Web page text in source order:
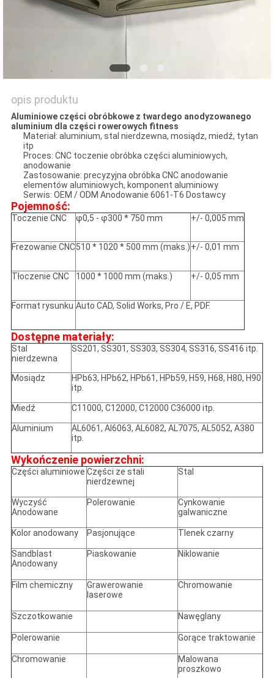
opis produktu
Aluminiowe części obróbkowe z twardego anodyzowanego
aluminium dla części rowerowych fitness
Materiał: aluminium, stal nierdzewna, mosiądz, miedź, tytan
itp
Proces: CNC toczenie obróbka części aluminiowych,
anodowanie
Zastosowanie: precyzyjna obróbka CNC anodowanie
elementów aluminiowych, komponent aluminiowy
Serwis: OEM / ODM Anodowanie 6061-T6 Dostawcy
Pojemność:
Toczenie CNC φ0,5 - φ300 * 750 mm +/- 0,005 mm
Frezowanie CNC510 * 1020 * 500 mm (maks.)+/- 0,01 mm
Tłoczenie CNC 1000 * 1000 mm (maks.) +/- 0,05 mm
Format rysunku Auto CAD, Solid Works, Pro / E, PDF.
Dostępne materiały:
Stal
nierdzewna
SS201, SS301, SS303, SS304, SS316, SS416 itp.
Mosiądz
HPb63, HPb62, HPb61, HPb59, H59, H68, H80, H90
itp.
Miedź C11000, C12000, C12000 C36000 itp.
Aluminium
AL6061, Al6063, AL6082, AL7075, AL5052, A380
itp.
Wykończenie powierzchni:
Części aluminiowe Części ze stali
nierdzewnej
Stal
Wyczyść
Anodowane
Polerowanie
Cynkowanie
galwaniczne
Kolor anodowany Pasjonujące Tlenek czarny
Sandblast
Anodowany
Piaskowanie Niklowanie
Film chemiczny
Grawerowanie
laserowe
Chromowanie
Szczotkowanie Nawęglany
Polerowanie Gorące traktowanie
Chromowanie
Malowana
proszkowo